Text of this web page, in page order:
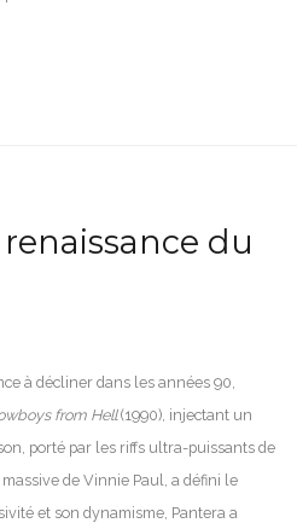
renaissance du
à décliner dans les années 90,
from Hell(1990), injectant un
porté par les riffs ultra-puissants de
de Vinnie Paul, a défini le
et son dynamisme, Pantera a